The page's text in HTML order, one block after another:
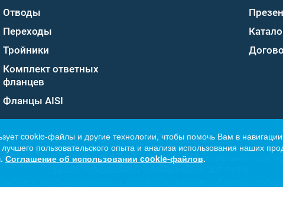
Отводы
Переходы
Тройники
Комплект ответных
фланцев
Фланцы AISI
на сайте, носит исключительно информационный
cookie-файлы и другие технологии, чтобы помочь Вам в
пользовательского опыта и анализа использования наших
Соглашение об использовании cookie-файлов.